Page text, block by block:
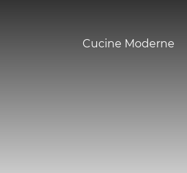
Cucine Moderne